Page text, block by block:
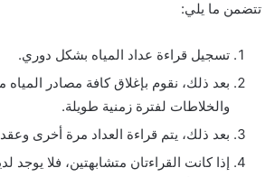
تتضمن ما يلي:
تسجيل قراءة عداد المياه بشكل دوري.
بعد ذلك، نقوم بإغلاق كافة مصادر المياه
والخلاطات لفترة زمنية طويلة.
بعد ذلك، يتم قراءة العداد مرة أخرى وعقد
إذا كانت القراءتان متشابهتين، فلا